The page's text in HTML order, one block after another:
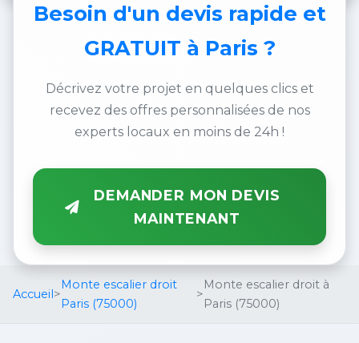
Besoin d'un devis rapide et
GRATUIT à Paris ?
Décrivez votre projet en quelques clics et
recevez des offres personnalisées de nos
experts locaux en moins de 24h !
DEMANDER MON DEVIS
MAINTENANT
Accueil >
Monte escalier droit
Paris (75000)
>
Monte escalier droit à
Paris (75000)